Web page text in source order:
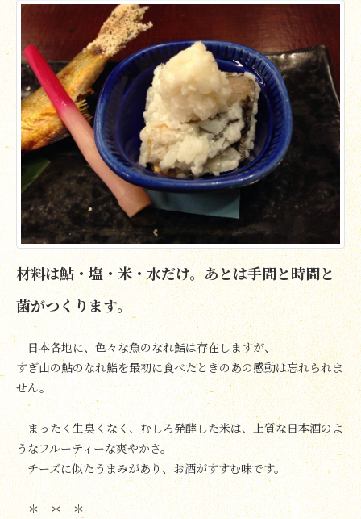
材料は鮎・塩・米・水だけ。あとは手間と時間と
菌がつくります。
日本各地に、色々な魚のなれ鮨は存在しますが、
すぎ山の鮎のなれ鮨を最初に食べたときのあの感動は忘れられま
せん。
まったく生臭くなく、むしろ発酵した米は、上質な日本酒のよ
うなフルーティーな爽やかさ。
チーズに似たうまみがあり、お酒がすすむ味です。
＊ ＊ ＊